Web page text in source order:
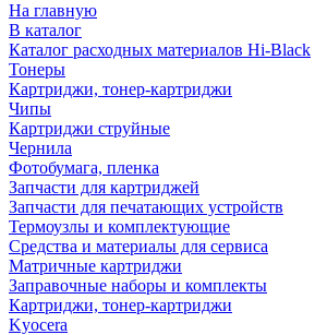
На главную
В каталог
Каталог расходных материалов Hi-Black
Тонеры
Картриджи, тонер-картриджи
Чипы
Картриджи струйные
Чернила
Фотобумага, пленка
Запчасти для картриджей
Запчасти для печатающих устройств
Термоузлы и комплектующие
Средства и материалы для сервиса
Матричные картриджи
Заправочные наборы и комплекты
Картриджи, тонер-картриджи
Kyocera